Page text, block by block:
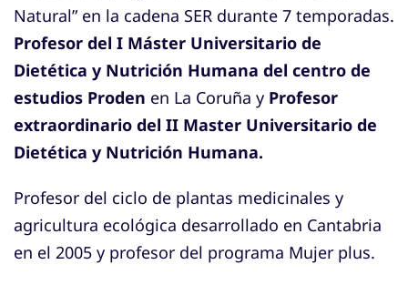
Natural” en la cadena SER durante 7 temporadas.
Profesor del I Máster Universitario de
Dietética y Nutrición Humana del centro de
estudios Proden en La Coruña y Profesor
extraordinario del II Master Universitario de
Dietética y Nutrición Humana.
Profesor del ciclo de plantas medicinales y
agricultura ecológica desarrollado en Cantabria
en el 2005 y profesor del programa Mujer plus.